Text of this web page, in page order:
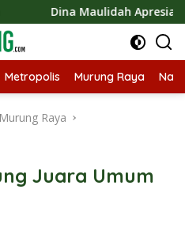
Maulidah Apresiasi Festival
Metropolis Murung Raya
Raya
Juara Umum